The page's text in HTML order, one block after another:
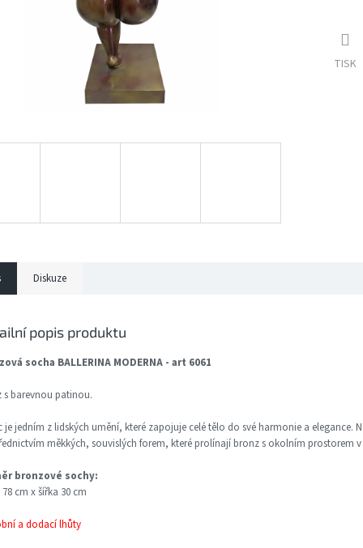
TISK
Diskuze
popis produktu
socha BALLERINA MODERNA - art 6061
s barevnou patinou.
je jedním z lidských umění, které zapojuje celé tělo do své harmonie a elegance.
měkkých, souvislých forem, které prolínají bronz s okolním prostorem v
bronzové sochy:
cm x šířka 30 cm
a dodací lhůty